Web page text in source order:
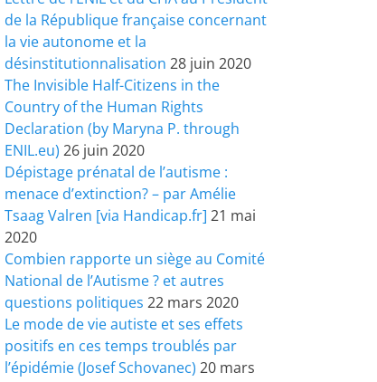
de la République française concernant
la vie autonome et la
désinstitutionnalisation 28 juin 2020
The Invisible Half-Citizens in the
Country of the Human Rights
Declaration (by Maryna P. through
ENIL.eu) 26 juin 2020
Dépistage prénatal de l’autisme :
menace d’extinction? – par Amélie
Tsaag Valren [via Handicap.fr] 21 mai
2020
Combien rapporte un siège au Comité
National de l’Autisme ? et autres
questions politiques 22 mars 2020
Le mode de vie autiste et ses effets
positifs en ces temps troublés par
l’épidémie (Josef Schovanec) 20 mars